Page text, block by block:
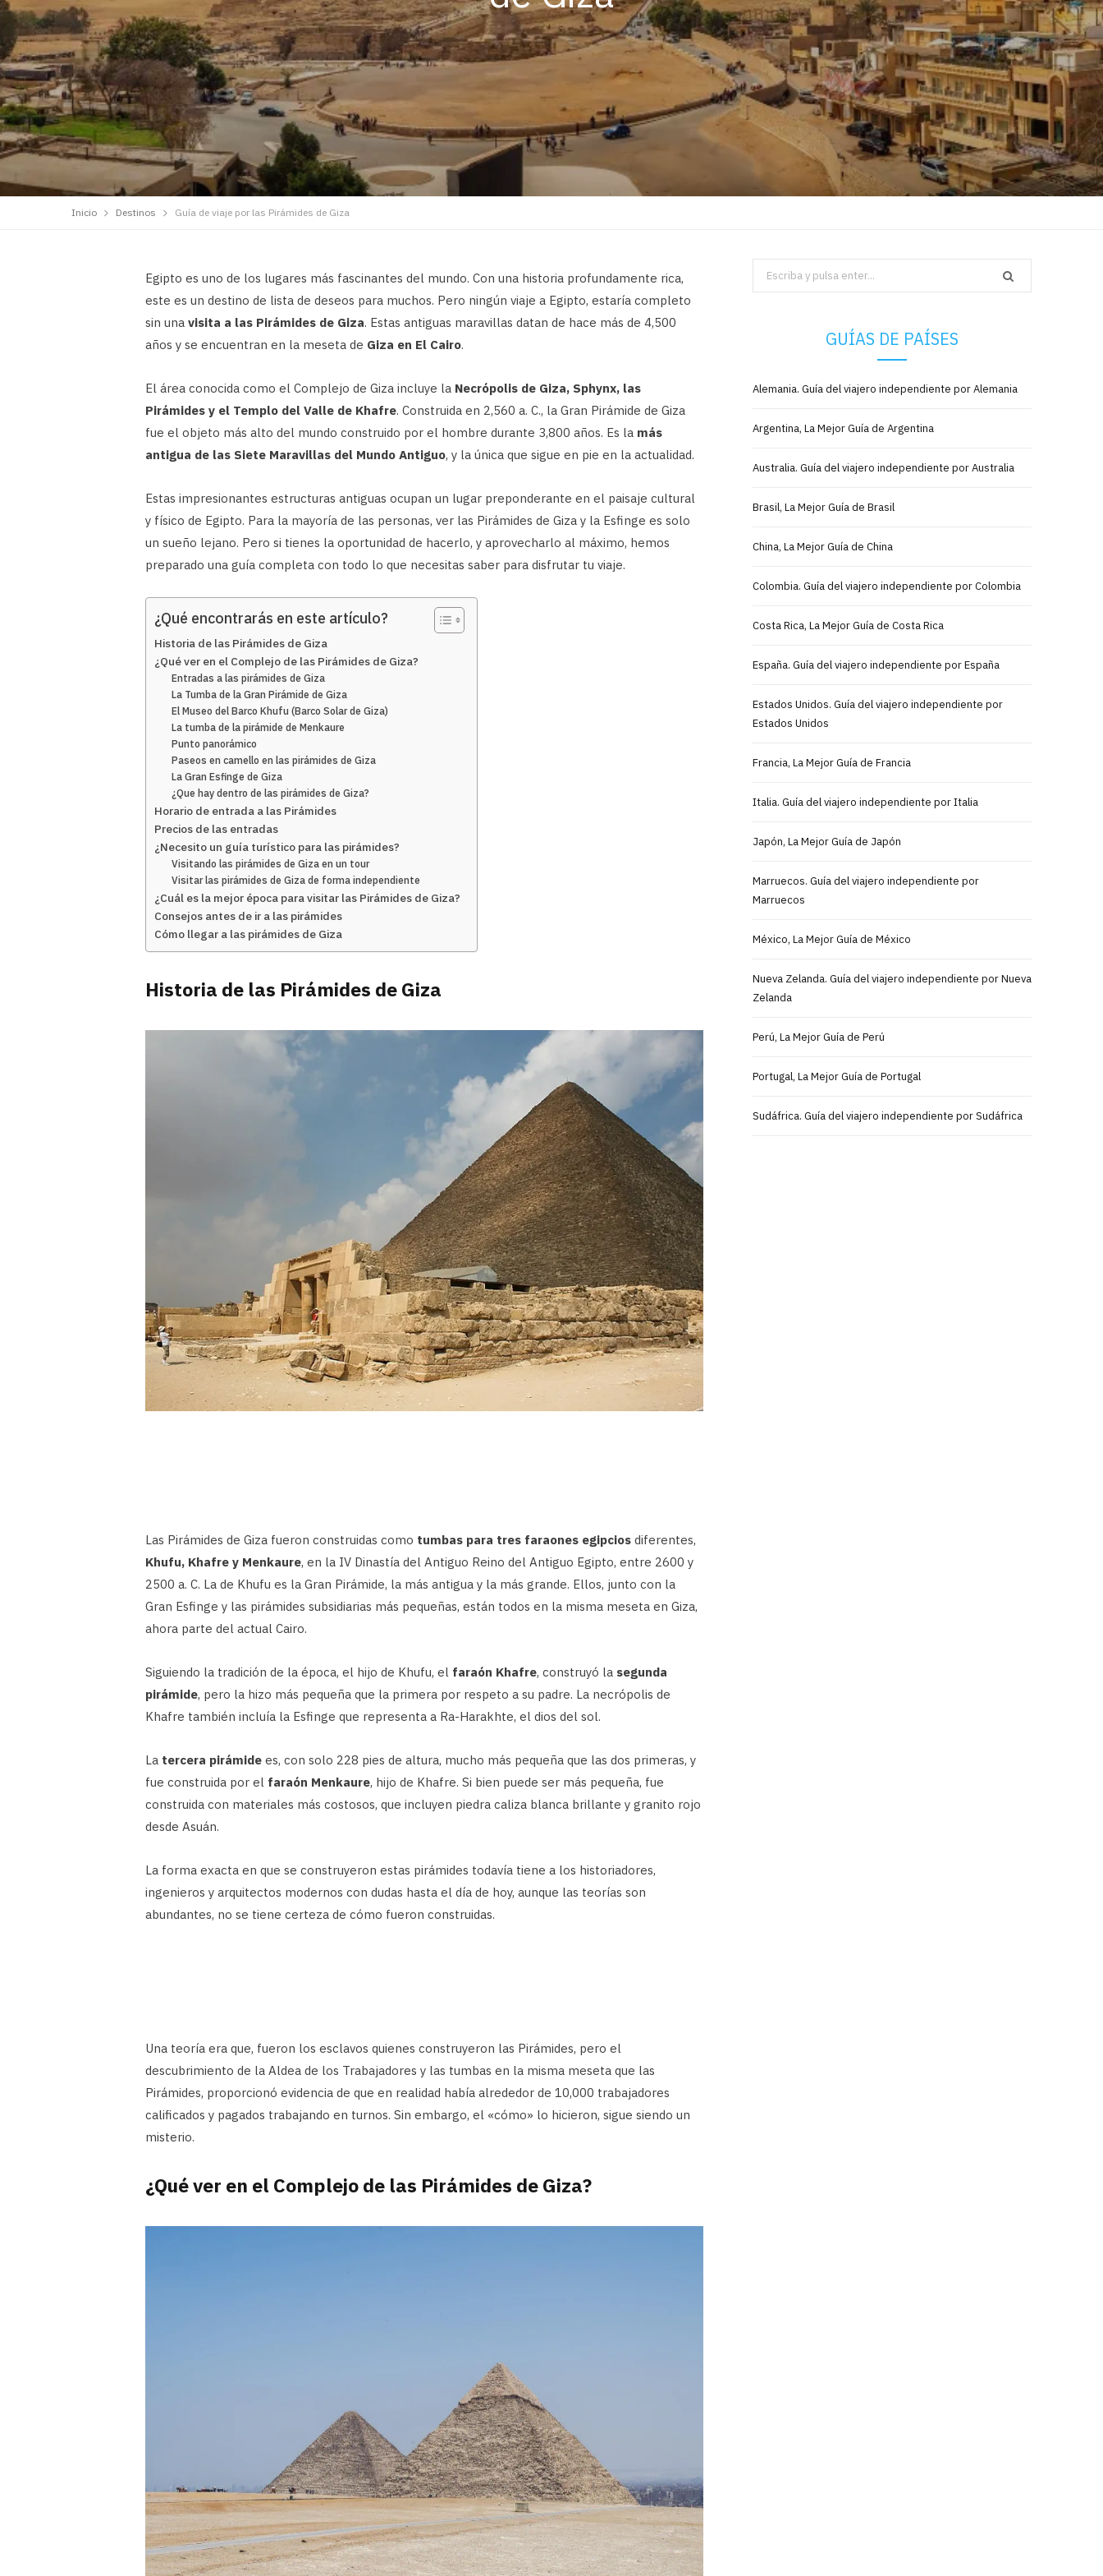
Inicio Destinos Guía de viaje por las Pirámides de Giza
Egipto es uno de los lugares más fascinantes del mundo. Con una historia profundamente rica,
este es un destino de lista de deseos para muchos. Pero ningún viaje a Egipto, estaría completo
sin una visita a las Pirámides de Giza. Estas antiguas maravillas datan de hace más de 4,500
años y se encuentran en la meseta de Giza en El Cairo.
El área conocida como el Complejo de Giza incluye la Necrópolis de Giza, Sphynx, las
Pirámides y el Templo del Valle de Khafre. Construida en 2,560 a. C., la Gran Pirámide de Giza
fue el objeto más alto del mundo construido por el hombre durante 3,800 años. Es la más
antigua de las Siete Maravillas del Mundo Antiguo, y la única que sigue en pie en la actualidad.
Estas impresionantes estructuras antiguas ocupan un lugar preponderante en el paisaje cultural
y físico de Egipto. Para la mayoría de las personas, ver las Pirámides de Giza y la Esfinge es solo
un sueño lejano. Pero si tienes la oportunidad de hacerlo, y aprovecharlo al máximo, hemos
preparado una guía completa con todo lo que necesitas saber para disfrutar tu viaje.
¿Qué encontrarás en este artículo?
Historia de las Pirámides de Giza
¿Qué ver en el Complejo de las Pirámides de Giza?
Entradas a las pirámides de Giza
La Tumba de la Gran Pirámide de Giza
El Museo del Barco Khufu (Barco Solar de Giza)
La tumba de la pirámide de Menkaure
Punto panorámico
Paseos en camello en las pirámides de Giza
La Gran Esfinge de Giza
¿Que hay dentro de las pirámides de Giza?
Horario de entrada a las Pirámides
Precios de las entradas
¿Necesito un guía turístico para las pirámides?
Visitando las pirámides de Giza en un tour
Visitar las pirámides de Giza de forma independiente
¿Cuál es la mejor época para visitar las Pirámides de Giza?
Consejos antes de ir a las pirámides
Cómo llegar a las pirámides de Giza
Historia de las Pirámides de Giza
Las Pirámides de Giza fueron construidas como tumbas para tres faraones egipcios diferentes,
Khufu, Khafre y Menkaure, en la IV Dinastía del Antiguo Reino del Antiguo Egipto, entre 2600 y
2500 a. C. La de Khufu es la Gran Pirámide, la más antigua y la más grande. Ellos, junto con la
Gran Esfinge y las pirámides subsidiarias más pequeñas, están todos en la misma meseta en Giza,
ahora parte del actual Cairo.
Siguiendo la tradición de la época, el hijo de Khufu, el faraón Khafre, construyó la segunda
pirámide, pero la hizo más pequeña que la primera por respeto a su padre. La necrópolis de
Khafre también incluía la Esfinge que representa a Ra-Harakhte, el dios del sol.
La tercera pirámide es, con solo 228 pies de altura, mucho más pequeña que las dos primeras, y
fue construida por el faraón Menkaure, hijo de Khafre. Si bien puede ser más pequeña, fue
construida con materiales más costosos, que incluyen piedra caliza blanca brillante y granito rojo
desde Asuán.
La forma exacta en que se construyeron estas pirámides todavía tiene a los historiadores,
ingenieros y arquitectos modernos con dudas hasta el día de hoy, aunque las teorías son
abundantes, no se tiene certeza de cómo fueron construidas.
Una teoría era que, fueron los esclavos quienes construyeron las Pirámides, pero el
descubrimiento de la Aldea de los Trabajadores y las tumbas en la misma meseta que las
Pirámides, proporcionó evidencia de que en realidad había alrededor de 10,000 trabajadores
calificados y pagados trabajando en turnos. Sin embargo, el «cómo» lo hicieron, sigue siendo un
misterio.
¿Qué ver en el Complejo de las Pirámides de Giza?
Search
for:
GUÍAS DE PAÍSES
Alemania. Guía del viajero independiente por Alemania
Argentina, La Mejor Guía de Argentina
Australia. Guía del viajero independiente por Australia
Brasil, La Mejor Guía de Brasil
China, La Mejor Guía de China
Colombia. Guía del viajero independiente por Colombia
Costa Rica, La Mejor Guía de Costa Rica
España. Guía del viajero independiente por España
Estados Unidos. Guía del viajero independiente por
Estados Unidos
Francia, La Mejor Guía de Francia
Italia. Guía del viajero independiente por Italia
Japón, La Mejor Guía de Japón
Marruecos. Guía del viajero independiente por
Marruecos
México, La Mejor Guía de México
Nueva Zelanda. Guía del viajero independiente por Nueva
Zelanda
Perú, La Mejor Guía de Perú
Portugal, La Mejor Guía de Portugal
Sudáfrica. Guía del viajero independiente por Sudáfrica